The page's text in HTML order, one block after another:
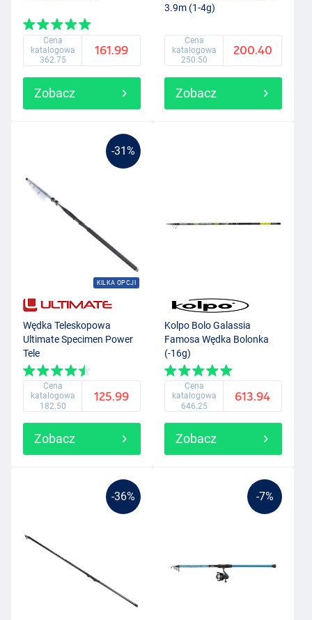
Cena
katalogowa
362.75
161.99
Zobacz
3.9m (1-4g)
Cena
katalogowa
250.50
200.40
Zobacz
-31%
KILKA OPCJI
Wędka Teleskopowa
Ultimate Specimen Power
Tele
Cena
katalogowa
182.50
125.99
Zobacz
Kolpo Bolo Galassia
Famosa Wędka Bolonka
(-16g)
Cena
katalogowa
646.25
613.94
Zobacz
-36% -7%